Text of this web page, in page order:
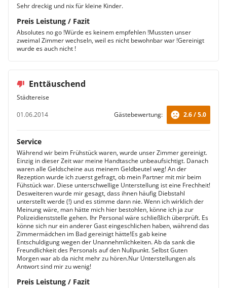
Sehr dreckig und nix für kleine Kinder.
Preis Leistung / Fazit
Absolutes no go !Würde es keinem empfehlen !Mussten unser
zweimal Zimmer wechseln, weil es nicht bewohnbar war !Gereinigt
wurde es auch nicht !
Enttäuschend
Städtereise
01.06.2014
Gästebewertung: 2.6 / 5.0
Service
Während wir beim Frühstück waren, wurde unser Zimmer gereinigt.
Einzig in dieser Zeit war meine Handtasche unbeaufsichtigt. Danach
waren alle Geldscheine aus meinem Geldbeutel weg! An der
Rezeption wurde ich zuerst gefragt, ob mein Partner mit mir beim
Fühstück war. Diese unterschwellige Unterstellung ist eine Frechheit!
Desweiteren wurde mir gesagt, dass ihnen häufig Diebstahl
unterstellt werde (!) und es stimme dann nie. Wenn ich wirklich der
Meinung wäre, man hätte mich hier bestohlen, könne ich ja zur
Polizeidienststelle gehen. Ihr Personal wäre schließlich überprüft. Es
könne sich nur ein anderer Gast eingeschlichen haben, während das
Zimmermädchen im Bad gereinigt hätte!Es gab keine
Entschuldigung wegen der Unannehmlichkeiten. Ab da sank die
Freundlichkeit des Personals auf den Nullpunkt. Selbst Guten
Morgen war ab da nicht mehr zu hören.Nur Unterstellungen als
Antwort sind mir zu wenig!
Preis Leistung / Fazit